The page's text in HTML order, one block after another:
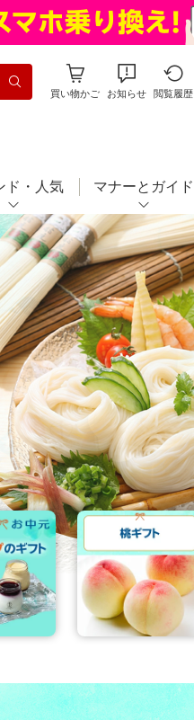
買い物かご お知らせ 閲覧履歴
ド・人気 マナーとガイド